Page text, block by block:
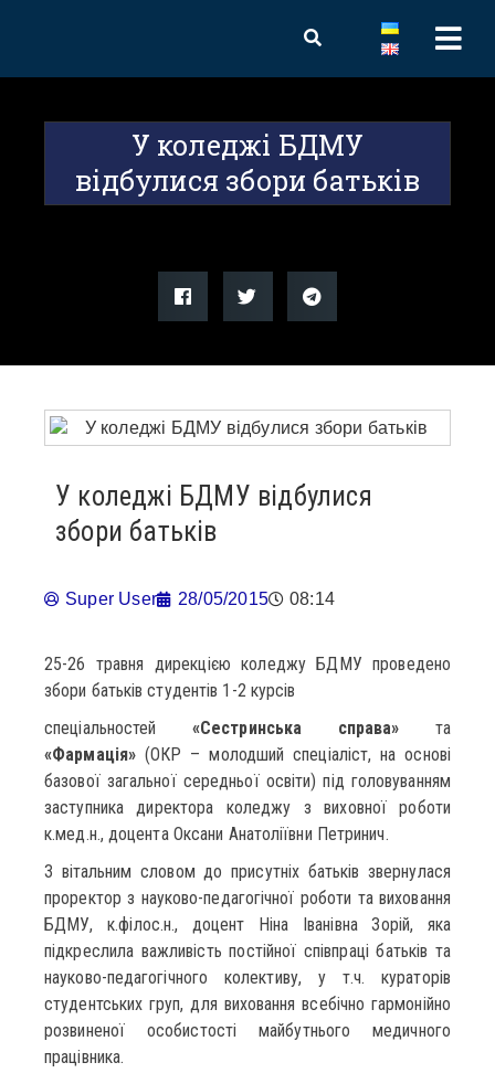
У коледжі БДМУ
відбулися збори батьків
У коледжі БДМУ відбулися
збори батьків
Super User 28/05/2015 08:14
25-26 травня дирекцією коледжу БДМУ проведено
збори батьків студентів 1-2 курсів
спеціальностей «Сестринська справа» та
«Фармація» (ОКР – молодший спеціаліст, на основі
базової загальної середньої освіти) під головуванням
заступника директора коледжу з виховної роботи
к.мед.н., доцента Оксани Анатоліївни Петринич.
З вітальним словом до присутніх батьків звернулася
проректор з науково-педагогічної роботи та виховання
БДМУ, к.філос.н., доцент Ніна Іванівна Зорій, яка
підкреслила важливість постійної співпраці батьків та
науково-педагогічного колективу, у т.ч. кураторів
студентських груп, для виховання всебічно гармонійно
розвиненої особистості майбутнього медичного
працівника.